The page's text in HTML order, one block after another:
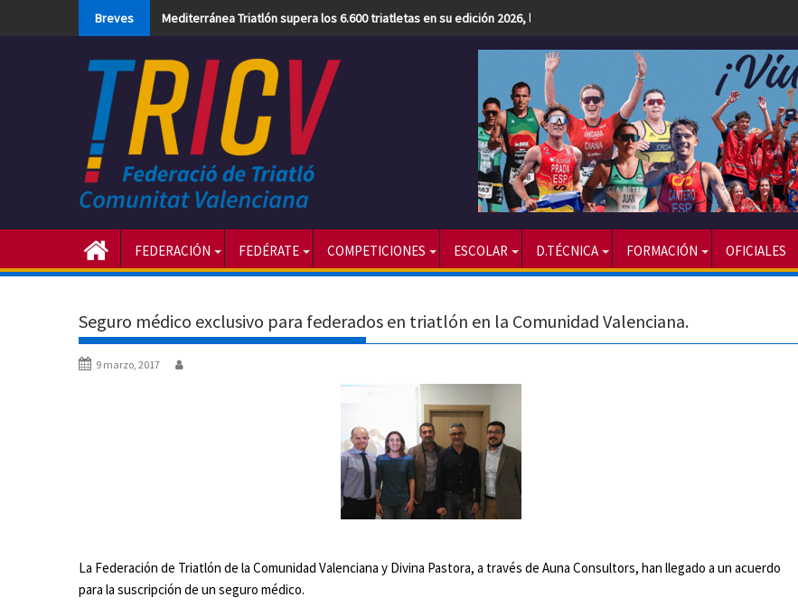
Breves Mediterránea Triatlón supera los 6.600 triatletas en su edición 2026, la más numerosa hasta la fecha
FEDERACIÓN FEDÉRATE COMPETICIONES ESCOLAR D.TÉCNICA FORMACIÓN OFICIALES
Seguro médico exclusivo para federados en triatlón en la Comunidad Valenciana.
9 marzo, 2017
La Federación de Triatlón de la Comunidad Valenciana y Divina Pastora, a través de Auna Consultors, han llegado a un acuerdo
para la suscripción de un seguro médico.